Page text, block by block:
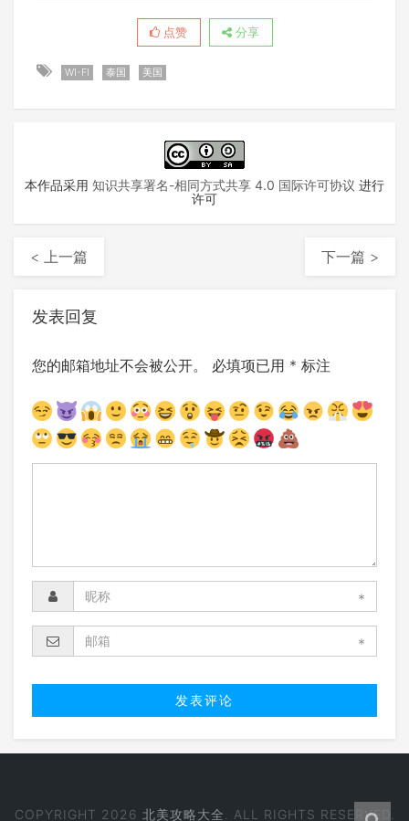
点赞 分享
WI-FI 泰国 美国
本作品采用 知识共享署名-相同方式共享 4.0 国际许可协议 进行
许可
< 上一篇 下一篇 >
发表回复
您的邮箱地址不会被公开。 必填项已用 * 标注
*
*
COPYRIGHT 2026 北美攻略大全 . ALL RIGHTS RESERVED.